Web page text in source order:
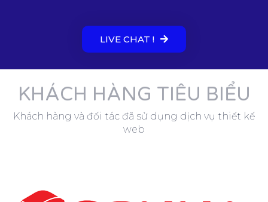
LIVE CHAT !
KHÁCH HÀNG TIÊU BIỂU
Khách hàng và đối tác đã sử dụng dịch vụ thiết kế
web